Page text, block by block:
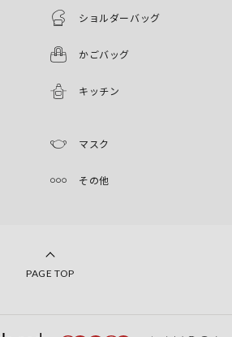
ショルダーバッグ
かごバッグ
キッチン
マスク
その他
PAGE TOP